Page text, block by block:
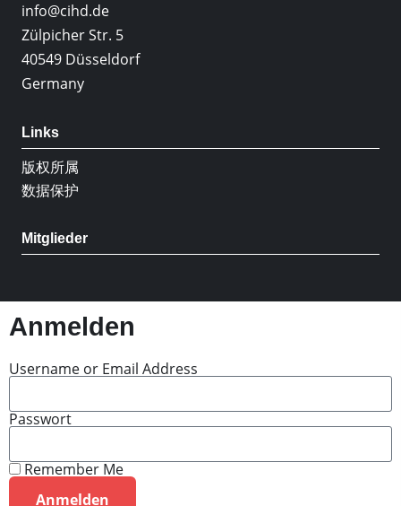
info@cihd.de
Zülpicher Str. 5
40549 Düsseldorf
Germany
Links
版权所属
数据保护
Mitglieder
Anmelden
Username or Email Address
Passwort
Remember Me
Anmelden